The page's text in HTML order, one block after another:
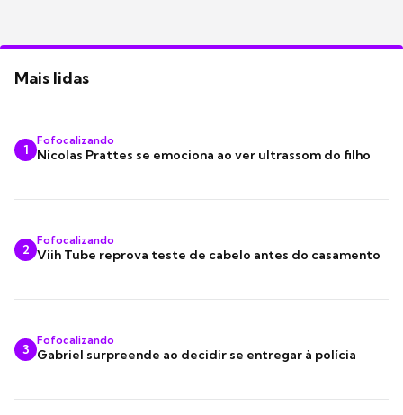
Mais lidas
1
Fofocalizando
Nicolas Prattes se emociona ao ver ultrassom do filho
2
Fofocalizando
Viih Tube reprova teste de cabelo antes do casamento
3
Fofocalizando
Gabriel surpreende ao decidir se entregar à polícia